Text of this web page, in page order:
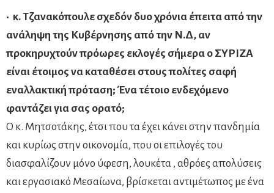
• κ. Τζανακόπουλε σχεδόν δυο χρόνια έπειτα από την
ανάληψη της Κυβέρνησης από την Ν.Δ, αν
προκηρυχτούν πρόωρες εκλογές σήμερα ο ΣΥΡΙΖΑ
είναι έτοιμος να καταθέσει στους πολίτες σαφή
εναλλακτική πρόταση; Ένα τέτοιο ενδεχόμενο
φαντάζει για σας ορατό;
Ο κ. Μητσοτάκης, έτσι που τα έχει κάνει στην πανδημία
και κυρίως στην οικονομία, που οι επιλογές του
διασφαλίζουν μόνο ύφεση, λουκέτα , αθρόες απολύσεις
και εργασιακό Μεσαίωνα, βρίσκεται αντιμέτωπος με ένα